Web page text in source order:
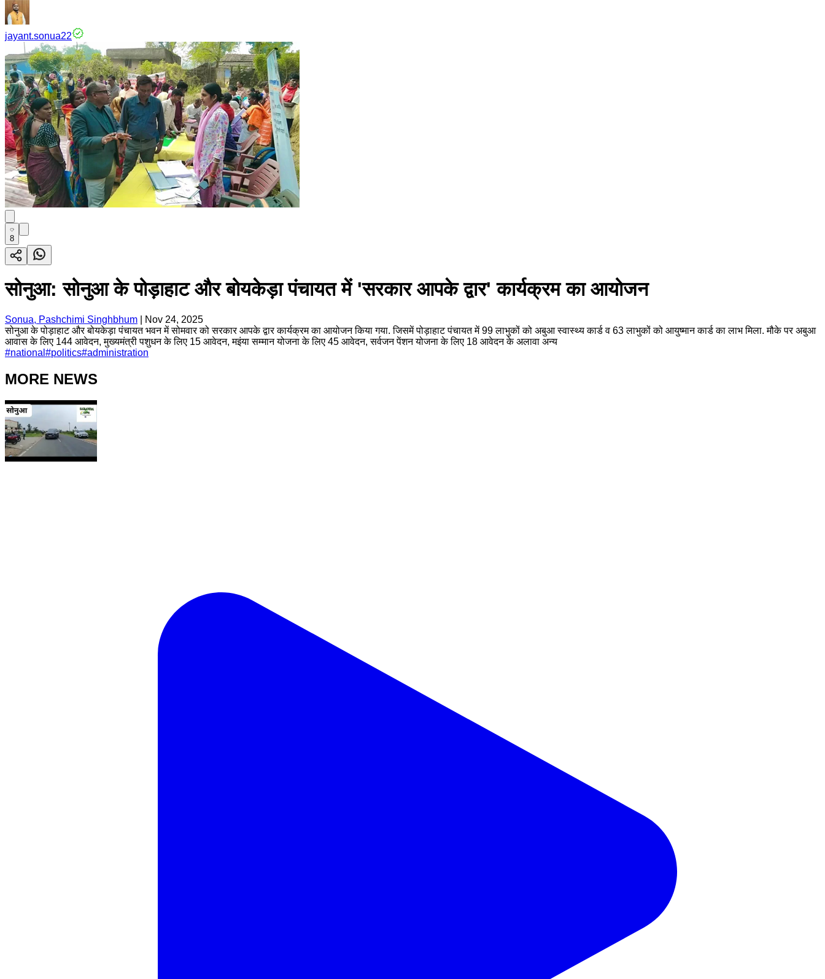
jayant.sonua22
8
सोनुआ: सोनुआ के पोड़ाहाट और बोयकेड़ा पंचायत में 'सरकार आपके द्वार' कार्यक्रम का आयोजन
Sonua, Pashchimi Singhbhum
Nov 24, 2025
सोनुआ के पोड़ाहाट और बोयकेड़ा पंचायत भवन में सोमवार को सरकार आपके द्वार कार्यक्रम का आयोजन किया गया. जिसमें पोड़ाहाट पंचायत में 99 लाभुकों को अबुआ स्वास्थ्य कार्ड व 63 लाभुकों को आयुष्मान कार्ड का लाभ मिला. मौके पर अबुआ
आवास के लिए 144 आवेदन, मुख्यमंत्री पशुधन के लिए 15 आवेदन, मइंया सम्मान योजना के लिए 45 आवेदन, सर्वजन पेंशन योजना के लिए 18 आवेदन के अलावा अन्य
#national #politics#administration
MORE NEWS